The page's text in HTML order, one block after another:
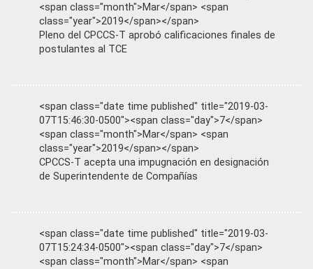
<span class="month">Mar</span> <span
class="year">2019</span></span>
Pleno del CPCCS-T aprobó calificaciones finales de
postulantes al TCE
<span class="date time published" title="2019-03-
07T15:46:30-0500"><span class="day">7</span>
<span class="month">Mar</span> <span
class="year">2019</span></span>
CPCCS-T acepta una impugnación en designación
de Superintendente de Compañías
<span class="date time published" title="2019-03-
07T15:24:34-0500"><span class="day">7</span>
<span class="month">Mar</span> <span